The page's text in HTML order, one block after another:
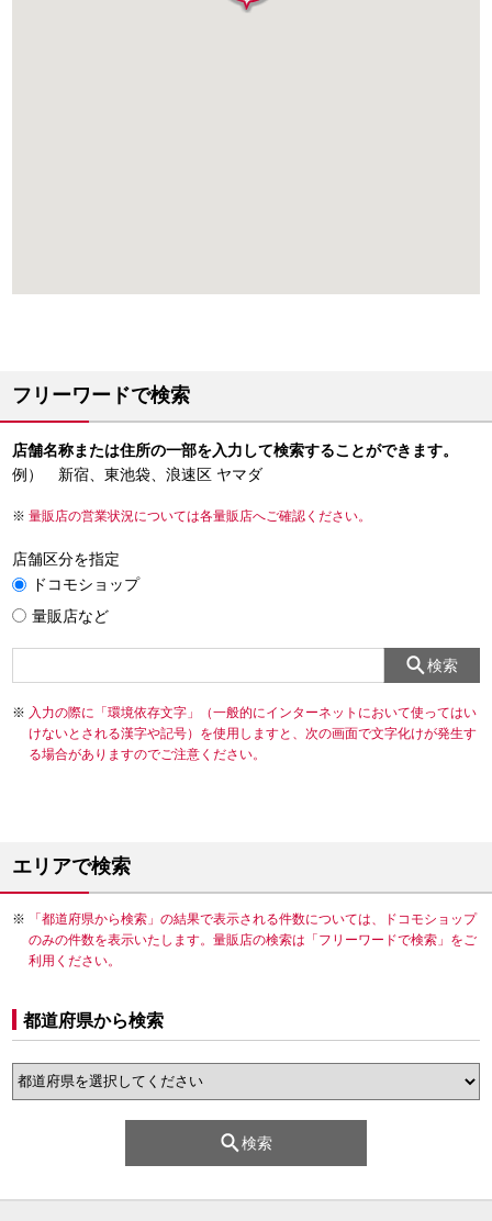
フリーワードで検索
店舗名称または住所の一部を入力して検索することができます。
例） 新宿、東池袋、浪速区 ヤマダ
量販店の営業状況については各量販店へご確認ください。
店舗区分を指定
ドコモショップ
量販店など
検索
入力の際に「環境依存文字」（一般的にインターネットにおいて使ってはい
けないとされる漢字や記号）を使用しますと、次の画面で文字化けが発生す
る場合がありますのでご注意ください。
エリアで検索
「都道府県から検索」の結果で表示される件数については、ドコモショップ
のみの件数を表示いたします。量販店の検索は「フリーワードで検索」をご
利用ください。
都道府県から検索
検索